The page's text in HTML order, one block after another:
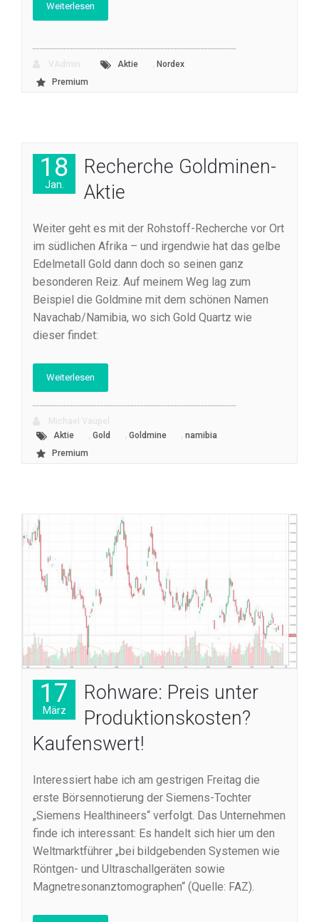
Weiterlesen
Aktie
Nordex
Premium
18
Jan.
Recherche Goldminen-
Aktie
Weiter geht es mit der Rohstoff-Recherche vor Ort
im südlichen Afrika – und irgendwie hat das gelbe
Edelmetall Gold dann doch so seinen ganz
besonderen Reiz. Auf meinem Weg lag zum
Beispiel die Goldmine mit dem schönen Namen
Navachab/Namibia, wo sich Gold Quartz wie
dieser findet:
Weiterlesen
Aktie
Gold Goldmine
namibia
Premium
17
März
Rohware: Preis unter
Produktionskosten?
Kaufenswert!
Interessiert habe ich am gestrigen Freitag die
erste Börsennotierung der Siemens-Tochter
„Siemens Healthineers“ verfolgt. Das Unternehmen
finde ich interessant: Es handelt sich hier um den
Weltmarktführer „bei bildgebenden Systemen wie
Röntgen- und Ultraschallgeräten sowie
Magnetresonanztomographen“ (Quelle: FAZ).